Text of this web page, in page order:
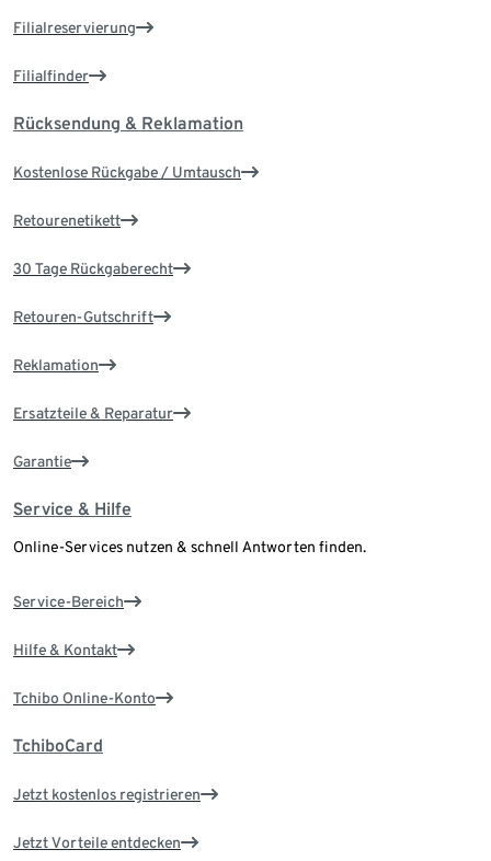
Filialreservierung
Filialfinder
Rücksendung & Reklamation
Kostenlose Rückgabe / Umtausch
Retourenetikett
30 Tage Rückgaberecht
Retouren-Gutschrift
Reklamation
Ersatzteile & Reparatur
Garantie
Service & Hilfe
Online-Services nutzen & schnell Antworten finden.
Service-Bereich
Hilfe & Kontakt
Tchibo Online-Konto
TchiboCard
Jetzt kostenlos registrieren
Jetzt Vorteile entdecken